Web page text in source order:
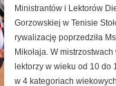
Ministrantów i Lektorów
Gorzowskiej w Tenisie
rywalizację poprzedziła
Mikołaja. W
lektorzy w wieku od 10 do
w 4 kategoriach